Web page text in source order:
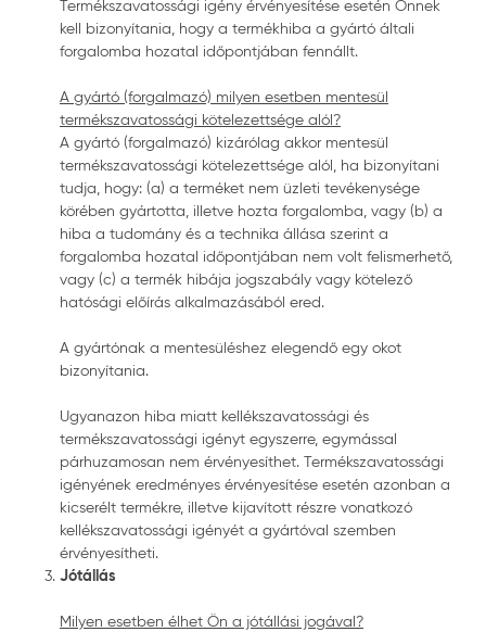
Termékszavatossági igény érvényesítése esetén Önnek
kell bizonyítania, hogy a termékhiba a gyártó általi
forgalomba hozatal időpontjában fennállt.
A gyártó (forgalmazó) milyen esetben mentesül
termékszavatossági kötelezettsége alól?
A gyártó (forgalmazó) kizárólag akkor mentesül
termékszavatossági kötelezettsége alól, ha bizonyítani
tudja, hogy: (a) a terméket nem üzleti tevékenysége
körében gyártotta, illetve hozta forgalomba, vagy (b) a
hiba a tudomány és a technika állása szerint a
forgalomba hozatal időpontjában nem volt felismerhető,
vagy (c) a termék hibája jogszabály vagy kötelező
hatósági előírás alkalmazásából ered.
A gyártónak a mentesüléshez elegendő egy okot
bizonyítania.
Ugyanazon hiba miatt kellékszavatossági és
termékszavatossági igényt egyszerre, egymással
párhuzamosan nem érvényesíthet. Termékszavatossági
igényének eredményes érvényesítése esetén azonban a
kicserélt termékre, illetve kijavított részre vonatkozó
kellékszavatossági igényét a gyártóval szemben
érvényesítheti.
Jótállás
Milyen esetben élhet Ön a jótállási jogával?